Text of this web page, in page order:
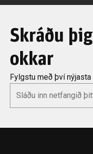
Skráðu
okkar
Fylgstu með því